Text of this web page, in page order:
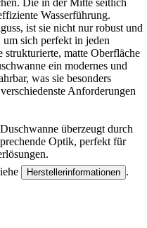
Die in der Mitte seitlich
Wasserführung.
ist sie nicht nur robust und
um sich perfekt in jeden
matte Oberfläche
ein modernes und
was sie besonders
Anforderungen
überzeugt durch
Optik, perfekt für
Herstellerinformationen .